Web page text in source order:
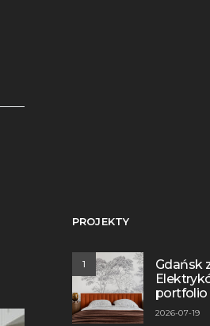
PROJEKTY
1
Gdańsk
portfolio
2026-07-19